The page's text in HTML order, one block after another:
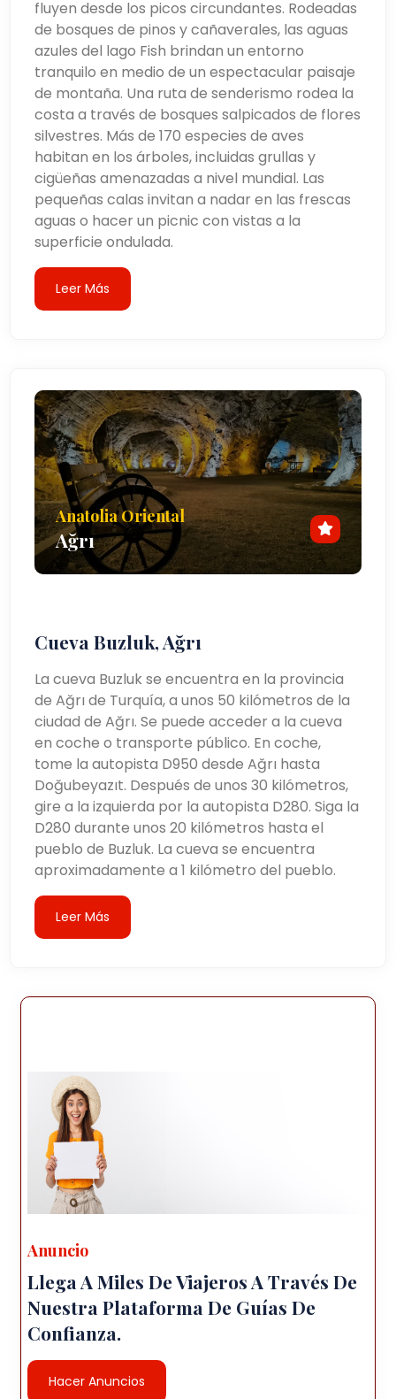
fluyen desde los picos circundantes. Rodeadas
de bosques de pinos y cañaverales, las aguas
azules del lago Fish brindan un entorno
tranquilo en medio de un espectacular paisaje
de montaña. Una ruta de senderismo rodea la
costa a través de bosques salpicados de flores
silvestres. Más de 170 especies de aves
habitan en los árboles, incluidas grullas y
cigüeñas amenazadas a nivel mundial. Las
pequeñas calas invitan a nadar en las frescas
aguas o hacer un picnic con vistas a la
superficie ondulada.
Leer Más
Anatolia Oriental
Ağrı
Cueva Buzluk, Ağrı
La cueva Buzluk se encuentra en la provincia
de Ağrı de Turquía, a unos 50 kilómetros de la
ciudad de Ağrı. Se puede acceder a la cueva
en coche o transporte público. En coche,
tome la autopista D950 desde Ağrı hasta
Doğubeyazıt. Después de unos 30 kilómetros,
gire a la izquierda por la autopista D280. Siga la
D280 durante unos 20 kilómetros hasta el
pueblo de Buzluk. La cueva se encuentra
aproximadamente a 1 kilómetro del pueblo.
Leer Más
Anuncio
Llega A Miles De Viajeros A Través De
Nuestra Plataforma De Guías De
Confianza.
Hacer Anuncios